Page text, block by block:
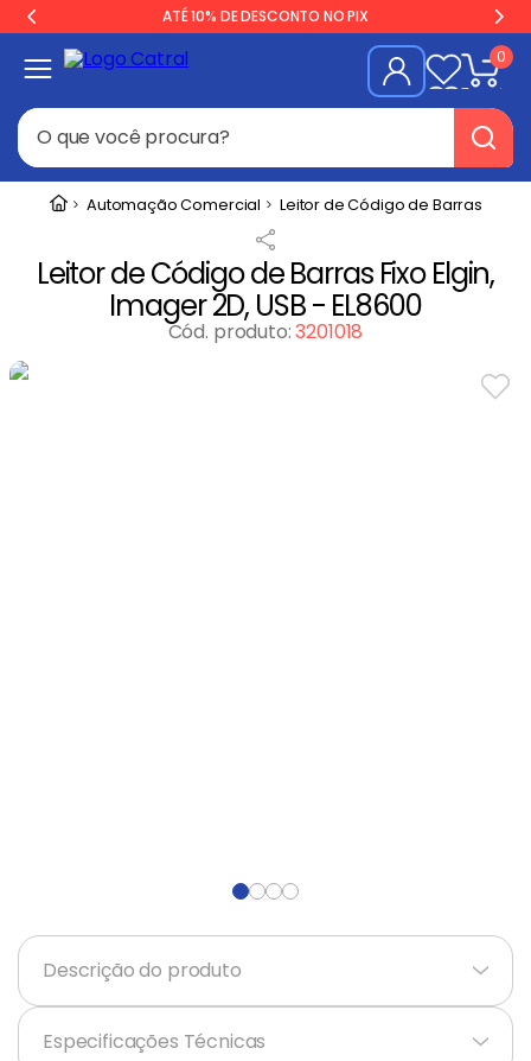
ATÉ 10% DE DESCONTO NO PIX
0
O que você procura?
Automação Comercial Leitor de Código de Barras
Leitor de Código de Barras Fixo Elgin,
Imager 2D, USB - EL8600
Cód. produto:3201018
Descrição do produto +
Especificações Técnicas +
Termos mais buscados
2º Geladeira
Balança